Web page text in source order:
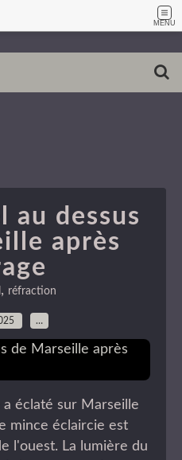
MENU
au dessus
après
, réfraction
…
éclaté sur Marseille
mince éclaircie est
l'ouest. La lumière du